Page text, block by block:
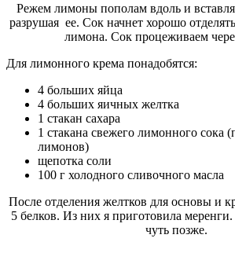
Режем лимоны пополам вдоль и
разрушая ее. Сок начнет хорошо
лимона. Сок процеживаем
Для лимонного крема понадобятся:
4 больших яйца
4 больших яичных желтка
1 стакан сахара
1 стакана свежего лимонного сока
лимонов)
щепотка соли
100 г холодного сливочного масла
После отделения желтков для основы и
5 белков. Из них я приготовила
чуть позже.